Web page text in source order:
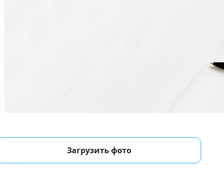
Загрузить фото